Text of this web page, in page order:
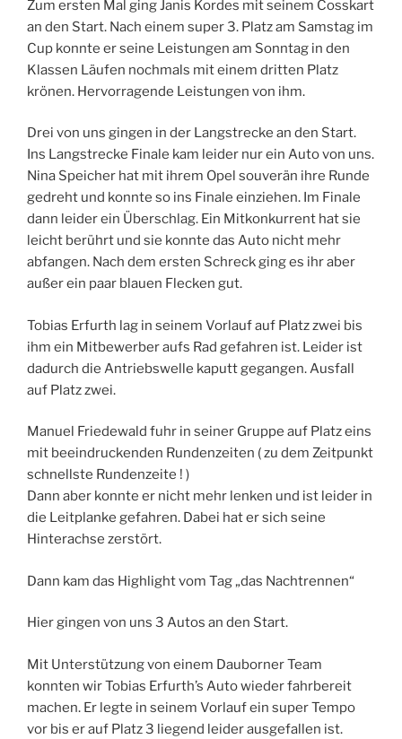
Zum ersten Mal ging Janis Kordes mit seinem Cosskart
an den Start. Nach einem super 3. Platz am Samstag im
Cup konnte er seine Leistungen am Sonntag in den
Klassen Läufen nochmals mit einem dritten Platz
krönen. Hervorragende Leistungen von ihm.
Drei von uns gingen in der Langstrecke an den Start.
Ins Langstrecke Finale kam leider nur ein Auto von uns.
Nina Speicher hat mit ihrem Opel souverän ihre Runde
gedreht und konnte so ins Finale einziehen. Im Finale
dann leider ein Überschlag. Ein Mitkonkurrent hat sie
leicht berührt und sie konnte das Auto nicht mehr
abfangen. Nach dem ersten Schreck ging es ihr aber
außer ein paar blauen Flecken gut.
Tobias Erfurth lag in seinem Vorlauf auf Platz zwei bis
ihm ein Mitbewerber aufs Rad gefahren ist. Leider ist
dadurch die Antriebswelle kaputt gegangen. Ausfall
auf Platz zwei.
Manuel Friedewald fuhr in seiner Gruppe auf Platz eins
mit beeindruckenden Rundenzeiten ( zu dem Zeitpunkt
schnellste Rundenzeite ! )
Dann aber konnte er nicht mehr lenken und ist leider in
die Leitplanke gefahren. Dabei hat er sich seine
Hinterachse zerstört.
Dann kam das Highlight vom Tag „das Nachtrennen“
Hier gingen von uns 3 Autos an den Start.
Mit Unterstützung von einem Dauborner Team
konnten wir Tobias Erfurth’s Auto wieder fahrbereit
machen. Er legte in seinem Vorlauf ein super Tempo
vor bis er auf Platz 3 liegend leider ausgefallen ist.